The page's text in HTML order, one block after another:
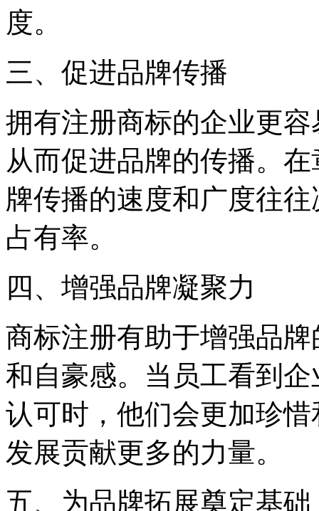
度。
三、促进品牌传播
拥有注册商标的企业更
从而促进品牌的传播。
牌传播的速度和广度往
占有率。
四、增强品牌凝聚力
商标注册有助于增强品
和自豪感。当员工看到
认可时，他们会更加珍
发展贡献更多的力量。
五、为品牌拓展奠定基础